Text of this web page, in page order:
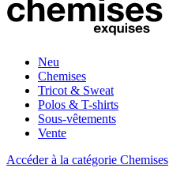
Neu
Chemises
Tricot & Sweat
Polos & T-shirts
Sous-vêtements
Vente
Accéder à la catégorie Chemises